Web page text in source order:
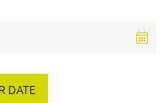
DATE